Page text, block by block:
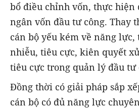
bổ điều chỉnh vốn, thực hiện
ngân vốn đầu tư công. Thay
cán bộ yếu kém về năng
nhiễu, tiêu cực, kiên quyết
tiêu cực trong quản lý đầu tư
Đồng thời có giải pháp sắp
cán bộ có đủ năng lực